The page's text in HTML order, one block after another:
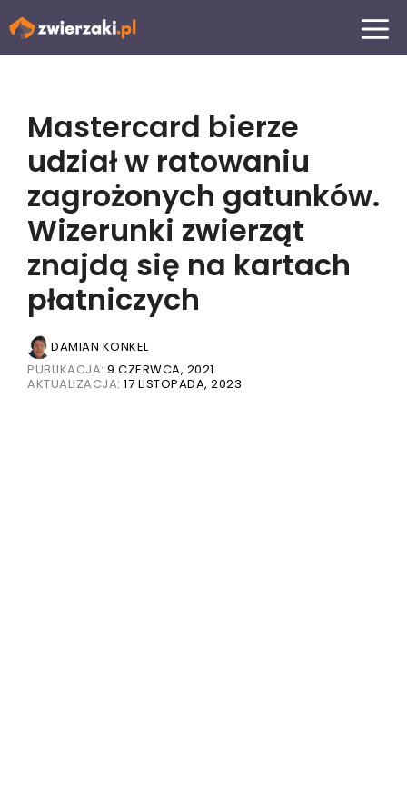
Przejdź
MENU
Mastercard bierze
udział w ratowaniu
zagrożonych gatunków.
Wizerunki zwierząt
znajdą się na kartach
płatniczych
DAMIAN KONKEL
PUBLIKACJA: 9 CZERWCA, 2021
AKTUALIZACJA: 17 LISTOPADA, 2023